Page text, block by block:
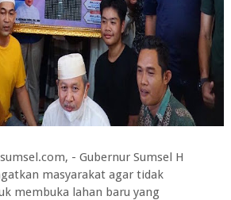
- Gubernur Sumsel H
masyarakat agar tidak
membuka lahan baru yang